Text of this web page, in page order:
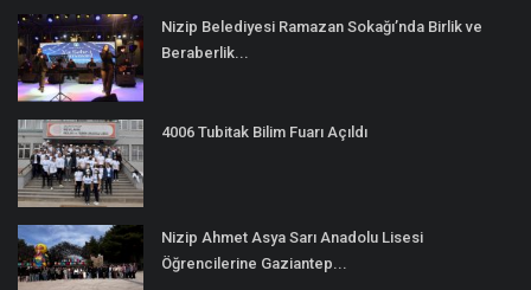
Nizip Belediyesi Ramazan Sokağı’nda Birlik ve
Beraberlik...
4006 Tubitak Bilim Fuarı Açıldı
Nizip Ahmet Asya Sarı Anadolu Lisesi
Öğrencilerine Gaziantep...